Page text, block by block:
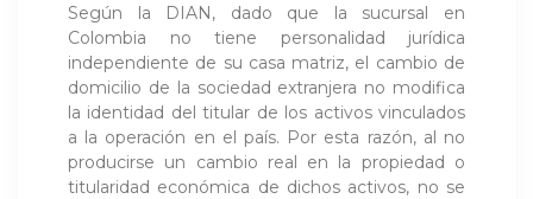
Según la DIAN, dado que la sucursal en
Colombia no tiene personalidad jurídica
independiente de su casa matriz, el cambio de
domicilio de la sociedad extranjera no modifica
la identidad del titular de los activos vinculados
a la operación en el país. Por esta razón, al no
producirse un cambio real en la propiedad o
titularidad económica de dichos activos, no se